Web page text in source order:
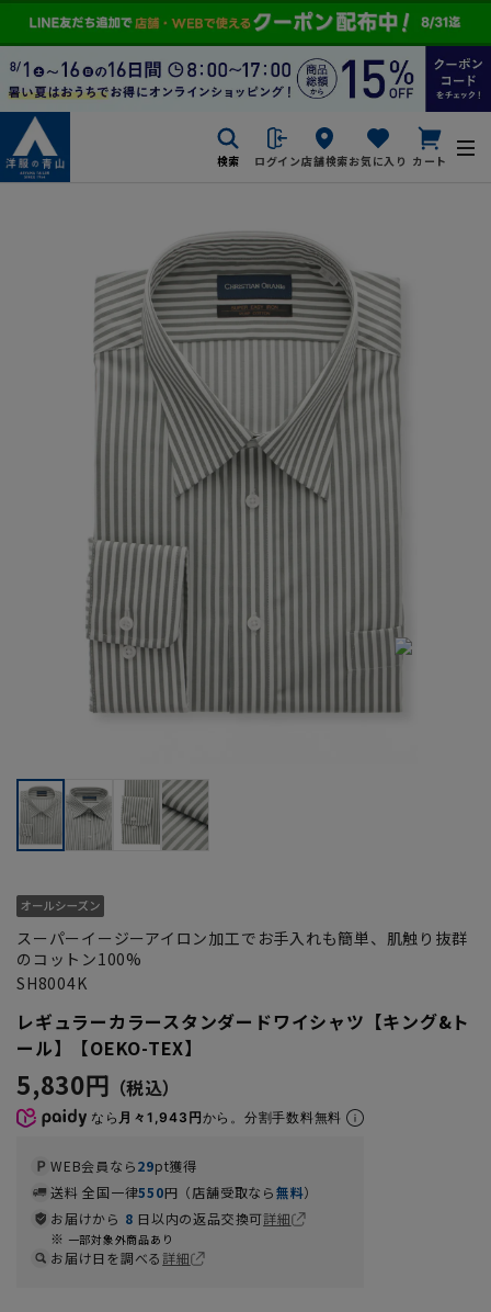
検索 ログイン店舗検索お気に入り カート
スーパーイージーアイロン加工でお手入れも簡単、肌触り抜群
のコットン100%
SH8004K
レギュラーカラースタンダードワイシャツ【キング&ト
ール】【OEKO-TEX】
5,830円
なら 月々1,943円から。分割手数料無料
WEB会員なら29pt獲得
送料 全国一律550円（店舗受取なら無料）
お届けから 8 日以内の返品交換可詳細
一部対象外商品あり
お届け日を調べる詳細